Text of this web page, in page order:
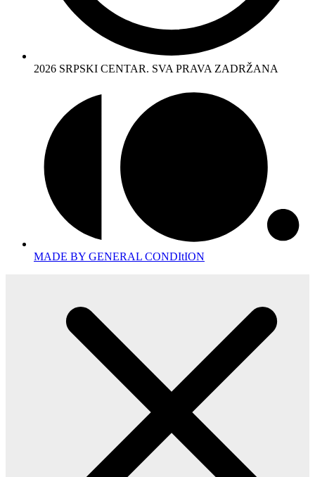
2026 SRPSKI CENTAR. SVA PRAVA ZADRŽANA
MADE BY GENERAL CONDItION